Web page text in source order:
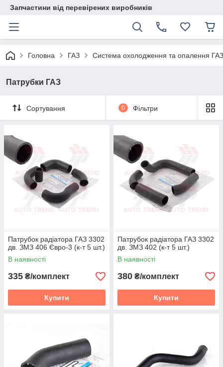
Запчастини від перевірених виробників
Головна ГАЗ Система охолодження та опалення ГАЗ
Патрубки ГАЗ
Сортування 0 Фільтри
Патрубок радіатора ГАЗ 3302
дв. ЗМЗ 406 Євро-3 (к-т 5 шт.)
В наявності
335 ₴/комплект
Купити
Патрубок радіатора ГАЗ 3302
дв. ЗМЗ 402 (к-т 5 шт.)
В наявності
380 ₴/комплект
Купити